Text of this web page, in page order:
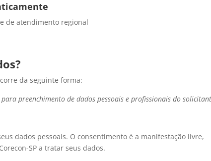
de atendimento regional
da seguinte forma:
preenchimento de dados pessoais e profissionais do
dados pessoais. O consentimento é a manifestação livre,
SP a tratar seus dados.